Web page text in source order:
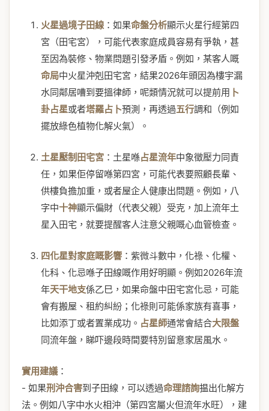
火星過境子田線 ：如果命盤分析顯示火星行經第四
宮（田宅宮），可能代表家庭成員容易有爭執，甚
至因為裝修、物業問題引發矛盾。例如，某客人嘅
命局中火星沖剋田宅宮，結果2026年頭因為樓宇漏
水同鄰居嘈到要搵律師，呢類情況就可以提前用 卜
卦占星或者塔羅占卜預測，再透過五行調和（例如
擺放綠色植物化解火氣）。
土星壓制田宅宮 ：土星喺占星流年中象徵壓力同責
任，如果佢停留喺第四宮，可能代表要照顧長輩、
供樓負擔加重，或者屋企人健康出問題。例如，八
字中十神顯示偏財（代表父親）受克，加上流年土
星入田宅，就要提醒客人注意父親嘅心血管檢查。
四化星對家庭嘅影響 ：紫微斗數中，化祿、化權、
化科、化忌喺子田線嘅作用好明顯。例如2026年流
年天干地支係乙巳，如果命盤中田宅宮化忌，可能
會有搬屋、租約糾紛；化祿則可能係家族有喜事，
比如添丁或者置業成功。 占星師通常會結合大限盤
同流年盤，睇吓邊段時間要特別留意家居風水。
實用建議：
- 如果刑沖合害到子田線，可以透過命理諮詢揾出化解方
法。例如八字中水火相沖（第四宮屬火但流年水旺），建